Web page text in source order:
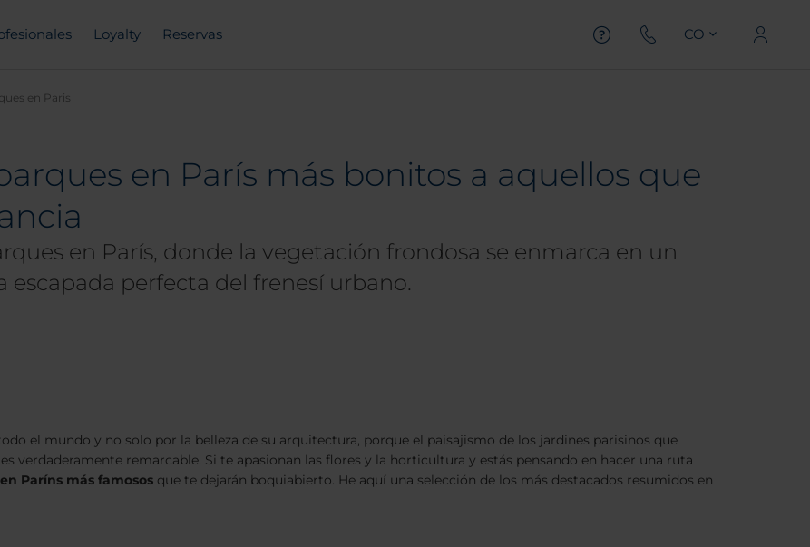
Loyalty Reservas CO
en Paris
en París más bonitos a aquellos que
en París, donde la vegetación frondosa se enmarca en un
escapada perfecta del frenesí urbano.
el mundo y no solo por la belleza de su arquitectura, porque el paisajismo de los jardines parisinos que
verdaderamente remarcable. Si te apasionan las flores y la horticultura y estás pensando en hacer una ruta
Paríns más famosos que te dejarán boquiabierto. He aquí una selección de los más destacados resumidos en